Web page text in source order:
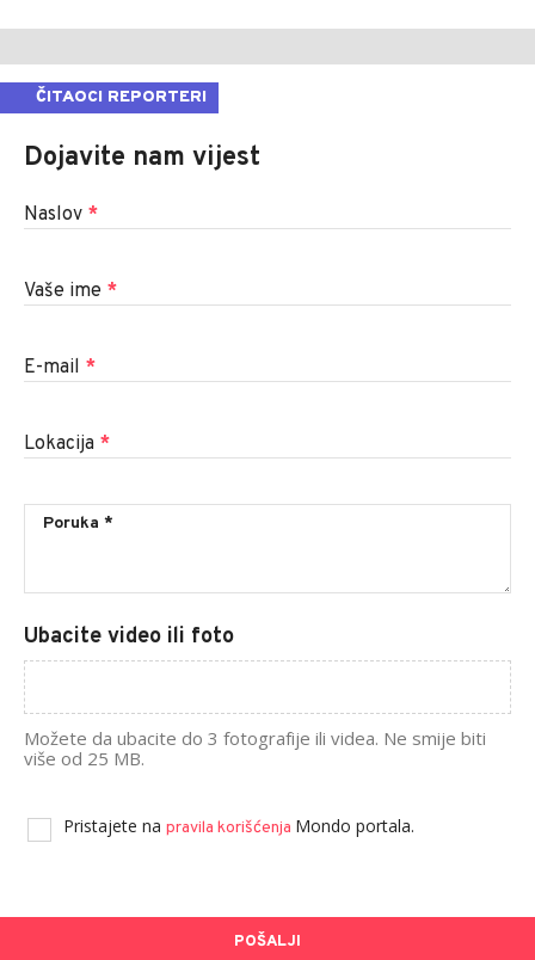
ČITAOCI REPORTERI
Dojavite nam vijest
Naslov *
Vaše ime *
E-mail *
Lokacija *
Ubacite video ili foto
Možete da ubacite do 3 fotografije ili videa. Ne smije biti
više od 25 MB.
Pristajete na pravila korišćenja Mondo portala.
POŠALJI